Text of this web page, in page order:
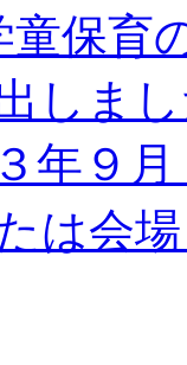
童保育
しま
年９
は会